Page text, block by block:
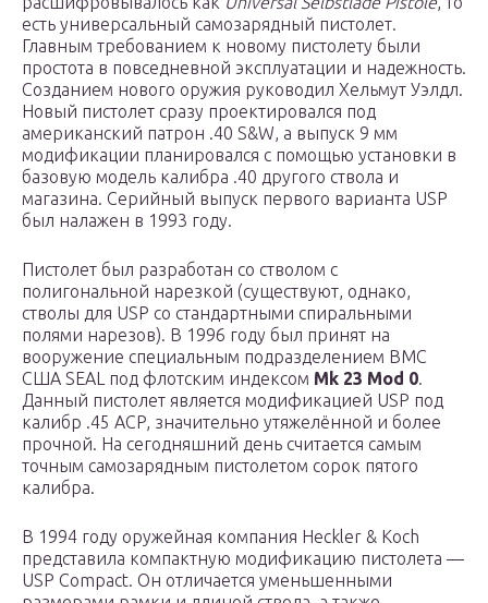
есть универсальный самозарядный пистолет.
Главным требованием к новому пистолету были
простота в повседневной эксплуатации и надежность.
Созданием нового оружия руководил Хельмут Уэлдл.
Новый пистолет сразу проектировался под
американский патрон .40 S&W, а выпуск 9 мм
модификации планировался с помощью установки в
базовую модель калибра .40 другого ствола и
магазина. Серийный выпуск первого варианта USP
был налажен в 1993 году.
Пистолет был разработан со стволом с
полигональной нарезкой (существуют, однако,
стволы для USP со стандартными спиральными
полями нарезов). В 1996 году был принят на
вооружение специальным подразделением ВМС
США SEAL под флотским индексом Mk 23 Mod 0.
Данный пистолет является модификацией USP под
калибр .45 ACP, значительно утяжелённой и более
прочной. На сегодняшний день считается самым
точным самозарядным пистолетом сорок пятого
калибра.
В 1994 году оружейная компания Heckler & Koch
представила компактную модификацию пистолета —
USP Compact. Он отличается уменьшенными